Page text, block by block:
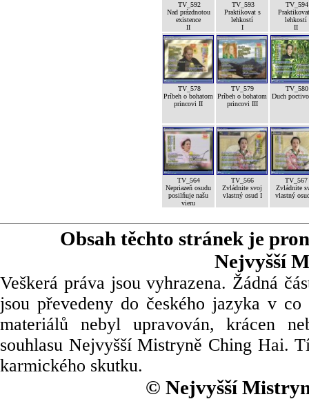
TV_592
Nad prázdnotou
existence
II
TV_593
Praktikovat s
lehkostí
I
TV_594
lehkostí
II
TV_578
Príbeh o bohatom
princovi II
TV_579
Príbeh o bohatom
princovi III
TV_580
Duch
TV_564
Nepriazeň osudu
posilňuje našu
vieru
TV_566
Zvládnite svoj
vlastný osud I
TV_567
Zvládnite
vlastný
Obsah těchto stránek je
Nejvyšší
Veškerá práva jsou vyhrazena. Žádná
jsou převedeny do českého jazyka v
materiálů nebyl upravován, krácen
souhlasu Nejvyšší Mistryně Ching Hai.
karmického skutku.
© Nejvyšší